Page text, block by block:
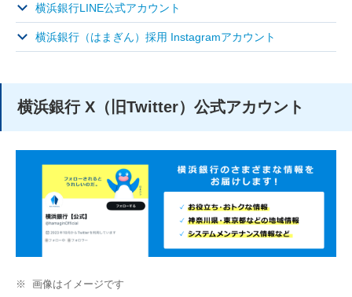
横浜銀行LINE公式アカウント
横浜銀行（はまぎん）採用 Instagramアカウント
横浜銀行 X（旧Twitter）公式アカウント
※ 画像はイメージです